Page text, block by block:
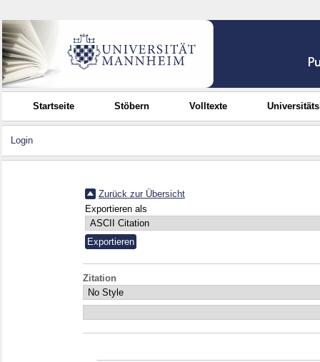
Startseite Stöbern Volltexte
Login
Zurück zur Übersicht
Exportieren als
Zitation